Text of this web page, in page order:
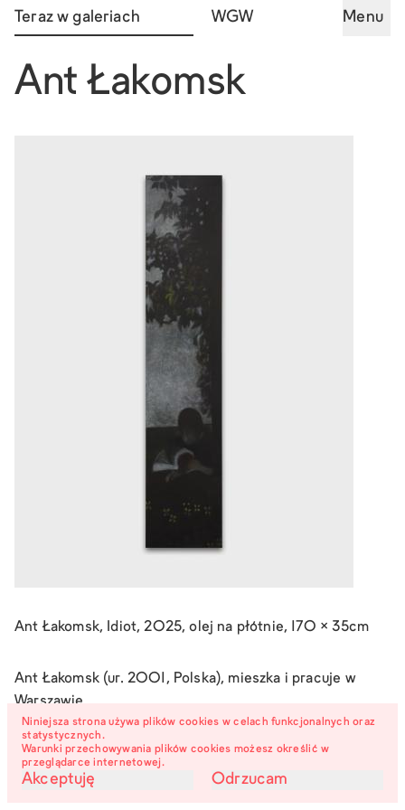
Teraz w galeriach WGW Menu
Ant Łakomsk
Ant Łakomsk, Idiot, 2025, olej na płótnie, 170 × 35cm
Ant Łakomsk (ur. 2001, Polska), mieszka i pracuje w
Warszawie.
Niniejsza strona używa plików cookies w celach funkcjonalnych oraz
statystycznych.
Warunki przechowywania plików cookies możesz określić w
przeglądarce internetowej.
Akceptuję Odrzucam